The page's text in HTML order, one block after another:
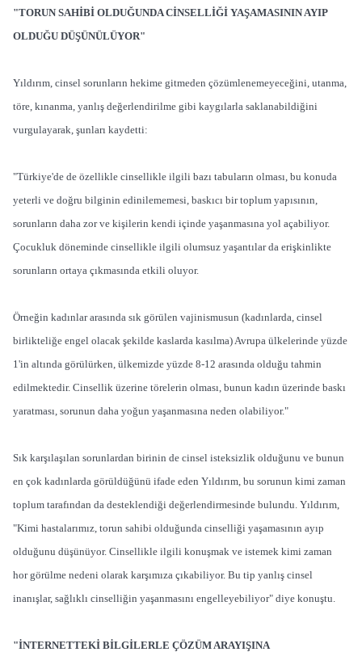
"TORUN SAHİBİ OLDUĞUNDA CİNSELLİĞİ YAŞAMASININ AYIP
OLDUĞU DÜŞÜNÜLÜYOR"
Yıldırım, cinsel sorunların hekime gitmeden çözümlenemeyeceğini, utanma,
töre, kınanma, yanlış değerlendirilme gibi kaygılarla saklanabildiğini
vurgulayarak, şunları kaydetti:
"Türkiye'de de özellikle cinsellikle ilgili bazı tabuların olması, bu konuda
yeterli ve doğru bilginin edinilememesi, baskıcı bir toplum yapısının,
sorunların daha zor ve kişilerin kendi içinde yaşanmasına yol açabiliyor.
Çocukluk döneminde cinsellikle ilgili olumsuz yaşantılar da erişkinlikte
sorunların ortaya çıkmasında etkili oluyor.
Örneğin kadınlar arasında sık görülen vajinismusun (kadınlarda, cinsel
birlikteliğe engel olacak şekilde kaslarda kasılma) Avrupa ülkelerinde yüzde
1'in altında görülürken, ülkemizde yüzde 8-12 arasında olduğu tahmin
edilmektedir. Cinsellik üzerine törelerin olması, bunun kadın üzerinde baskı
yaratması, sorunun daha yoğun yaşanmasına neden olabiliyor."
Sık karşılaşılan sorunlardan birinin de cinsel isteksizlik olduğunu ve bunun
en çok kadınlarda görüldüğünü ifade eden Yıldırım, bu sorunun kimi zaman
toplum tarafından da desteklendiği değerlendirmesinde bulundu. Yıldırım,
"Kimi hastalarımız, torun sahibi olduğunda cinselliği yaşamasının ayıp
olduğunu düşünüyor. Cinsellikle ilgili konuşmak ve istemek kimi zaman
hor görülme nedeni olarak karşımıza çıkabiliyor. Bu tip yanlış cinsel
inanışlar, sağlıklı cinselliğin yaşanmasını engelleyebiliyor" diye konuştu.
"İNTERNETTEKİ BİLGİLERLE ÇÖZÜM ARAYIŞINA